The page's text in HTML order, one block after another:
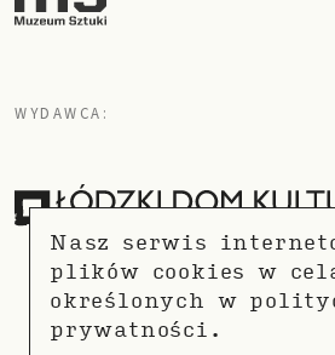
WYDAWCA:
Nasz serwis
plików cookies w
określonych w
prywatności.